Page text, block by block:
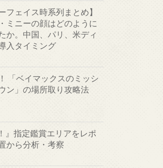
フェイス時系列まとめ】
ミニーの顔はどのように
か。中国、パリ、米ディ
入タイミング
「ベイマックスのミッシ
ン」の場所取り攻略法
』指定鑑賞エリアをレポ
から分析・考察